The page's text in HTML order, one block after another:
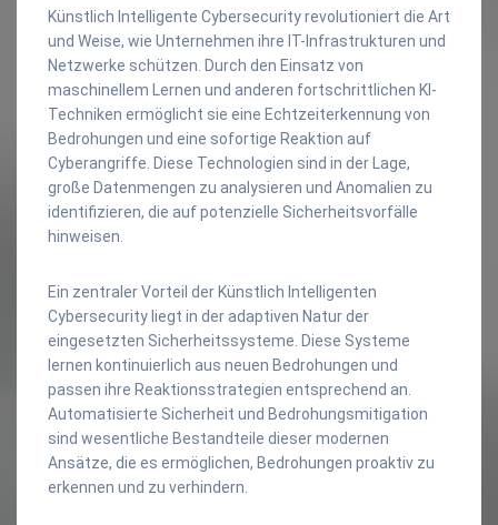
Künstlich Intelligente Cybersecurity revolutioniert die Art
und Weise, wie Unternehmen ihre IT-Infrastrukturen und
Netzwerke schützen. Durch den Einsatz von
maschinellem Lernen und anderen fortschrittlichen KI-
Techniken ermöglicht sie eine Echtzeiterkennung von
Bedrohungen und eine sofortige Reaktion auf
Cyberangriffe. Diese Technologien sind in der Lage,
große Datenmengen zu analysieren und Anomalien zu
identifizieren, die auf potenzielle Sicherheitsvorfälle
hinweisen.
Ein zentraler Vorteil der Künstlich Intelligenten
Cybersecurity liegt in der adaptiven Natur der
eingesetzten Sicherheitssysteme. Diese Systeme
lernen kontinuierlich aus neuen Bedrohungen und
passen ihre Reaktionsstrategien entsprechend an.
Automatisierte Sicherheit und Bedrohungsmitigation
sind wesentliche Bestandteile dieser modernen
Ansätze, die es ermöglichen, Bedrohungen proaktiv zu
erkennen und zu verhindern.